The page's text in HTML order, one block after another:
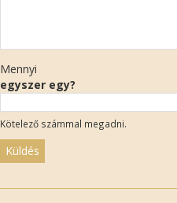
Mennyi
egyszer egy?
Kötelező számmal megadni.